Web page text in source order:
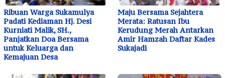
Ribuan Warga Sukamulya
Padati Kediaman Hj. Desi
Kurniati Malik, SH.,
Panjatkan Doa Bersama
untuk Keluarga dan
Kemajuan Desa
Maju Bersama Sejahtera
Merata: Ratusan Ibu
Kerudung Merah Antarkan
Amir Hamzah Daftar Kades
Sukajadi